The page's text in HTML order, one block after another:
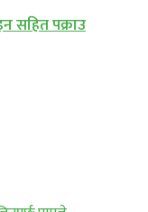
सहित पक्राउ